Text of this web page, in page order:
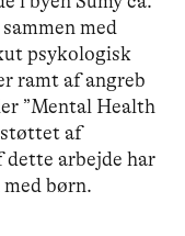
med
psykologisk
ramt af angreb
”Mental Health
støttet af
dette arbejde har
børn.